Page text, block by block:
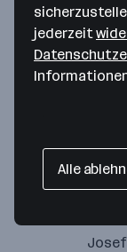
jederzeit
Alle